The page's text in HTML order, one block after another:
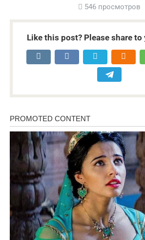
546 просмотров
Like this post? Please share